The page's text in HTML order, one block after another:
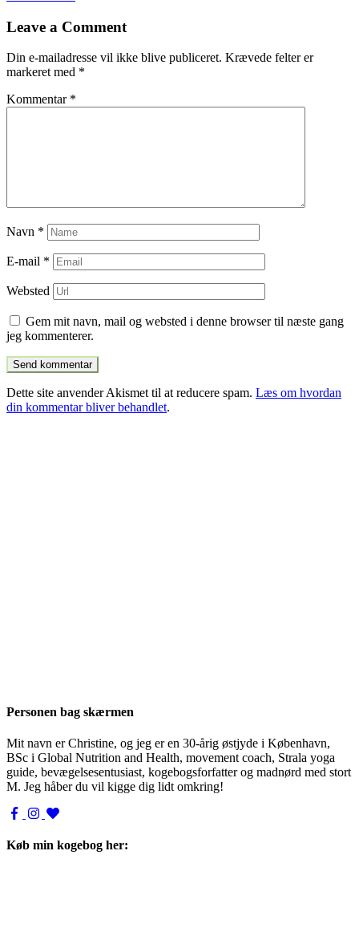
til
Leave a Comment
Din e-mailadresse vil ikke blive publiceret. Krævede felter er
markeret med *
Kommentar *
Navn *
E-mail *
Websted
Gem mit navn, mail og websted i denne browser til næste gang
jeg kommenterer.
Dette site anvender Akismet til at reducere spam. Læs om hvordan
din kommentar bliver behandlet.
Personen bag skærmen
Mit navn er Christine, og jeg er en 30-årig østjyde i København,
BSc i Global Nutrition and Health, movement coach, Strala yoga
guide, bevægelsesentusiast, kogebogsforfatter og madnørd med stort
M. Jeg håber du vil kigge dig lidt omkring!
Køb min kogebog her: